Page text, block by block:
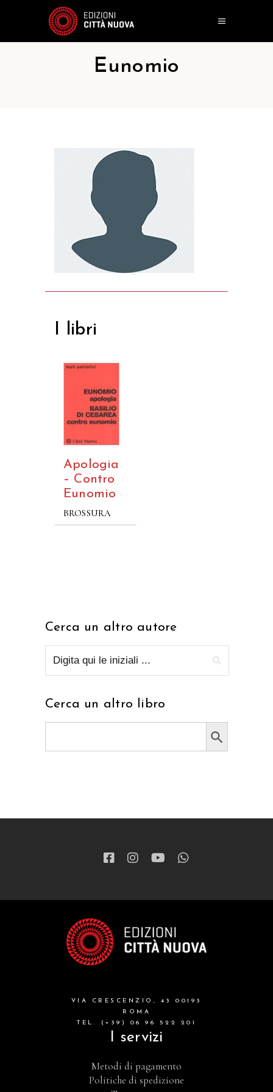
Eunomio
I libri
Apologia
– Contro
Eunomio
BROSSURA
Cerca un altro autore
Cerca un altro libro
Search Button
VIA CRESCENZIO, 43 00193
ROMA
TEL. (+39) 06 96 522 201
I servizi
Metodi di pagamento
Politiche di spedizione